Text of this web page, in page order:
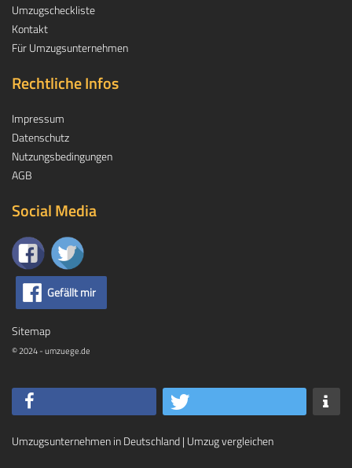
Umzugscheckliste
Kontakt
Für Umzugsunternehmen
Rechtliche Infos
Impressum
Datenschutz
Nutzungsbedingungen
AGB
Social Media
Gefällt mir
Sitemap
© 2024 - umzuege.de
Umzugsunternehmen in Deutschland| Umzug vergleichen